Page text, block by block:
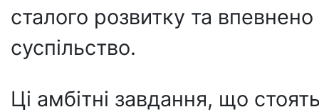
сталого розвитку та
суспільство.
Ці амбітні завдання, що